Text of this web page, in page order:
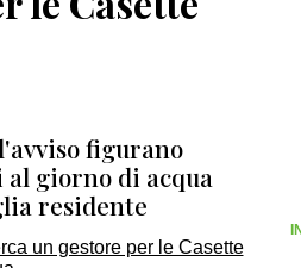
figurano
giorno di acqua
residente